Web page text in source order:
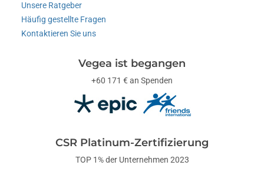
Unsere Ratgeber
Häufig gestellte Fragen
Kontaktieren Sie uns
Vegea ist begangen
+60 171 € an Spenden
CSR Platinum-Zertifizierung
TOP 1% der Unternehmen 2023